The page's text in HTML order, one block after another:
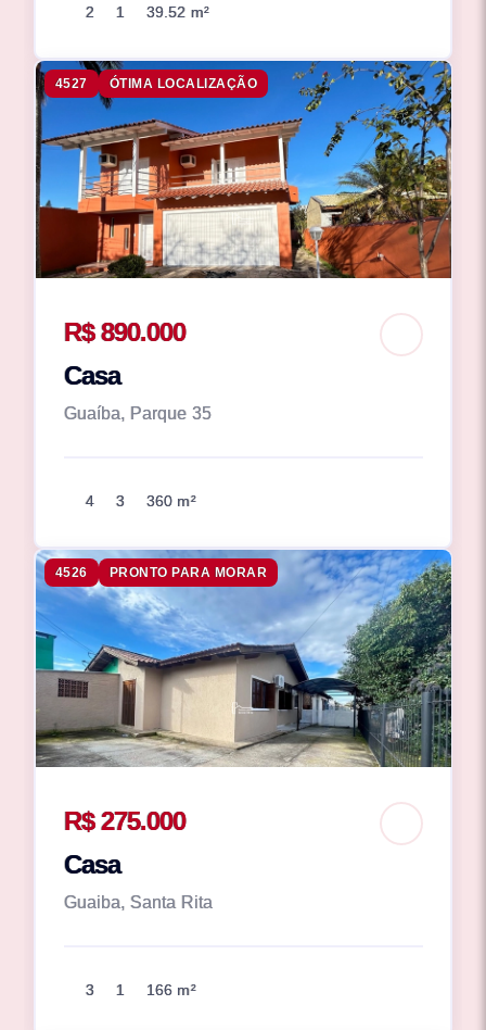
2 1 39.52 m²
4527 ÓTIMA LOCALIZAÇÃO
R$ 890.000
Casa
Guaíba, Parque 35
4 3 360 m²
4526 PRONTO PARA MORAR
R$ 275.000
Casa
Guaiba, Santa Rita
3 1 166 m²